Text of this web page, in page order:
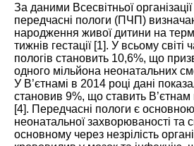
За даними Всесвітньої
передчасні пологи (ПЧП)
народження живої дитини на
тижнів гестації [1]. У всьому світі
пологів становить 10,6%, що
одного мільйона неонатальних
У В’єтнамі в 2014 році дані
становив 9%, що ставить В’єтнам
[4]. Передчасні пологи є
неонатальної захворюваності та
основному через незрілість